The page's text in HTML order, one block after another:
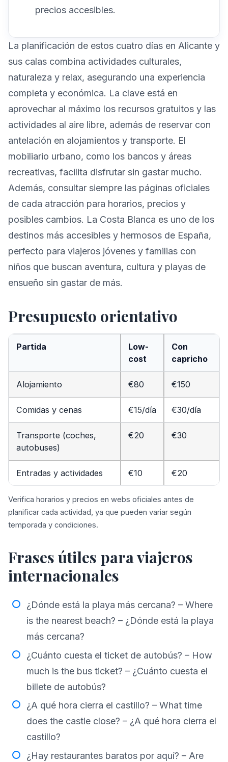
precios accesibles.
La planificación de estos cuatro días en Alicante y
sus calas combina actividades culturales,
naturaleza y relax, asegurando una experiencia
completa y económica. La clave está en
aprovechar al máximo los recursos gratuitos y las
actividades al aire libre, además de reservar con
antelación en alojamientos y transporte. El
mobiliario urbano, como los bancos y áreas
recreativas, facilita disfrutar sin gastar mucho.
Además, consultar siempre las páginas oficiales
de cada atracción para horarios, precios y
posibles cambios. La Costa Blanca es uno de los
destinos más accesibles y hermosos de España,
perfecto para viajeros jóvenes y familias con
niños que buscan aventura, cultura y playas de
ensueño sin gastar de más.
Presupuesto orientativo
Partida
Low-
cost
Con
capricho
Alojamiento €80 €150
Comidas y cenas €15/día €30/día
Transporte (coches,
autobuses)
€20 €30
Entradas y actividades €10 €20
Verifica horarios y precios en webs oficiales antes de
planificar cada actividad, ya que pueden variar según
temporada y condiciones.
Frases útiles para viajeros
internacionales
¿Dónde está la playa más cercana? – Where
is the nearest beach? – ¿Dónde está la playa
más cercana?
¿Cuánto cuesta el ticket de autobús? – How
much is the bus ticket? – ¿Cuánto cuesta el
billete de autobús?
¿A qué hora cierra el castillo? – What time
does the castle close? – ¿A qué hora cierra el
castillo?
¿Hay restaurantes baratos por aquí? – Are